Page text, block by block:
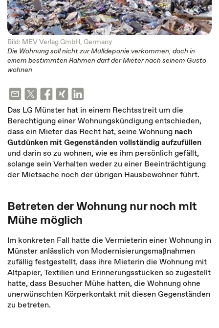
Bild: MEV Verlag GmbH, Germany
Die Wohnung soll nicht zur Mülldeponie verkommen, doch in
einem bestimmten Rahmen darf der Mieter nach seinem Gusto
wohnen
Das LG Münster hat in einem Rechtsstreit um die
Berechtigung einer Wohnungskündigung entschieden,
dass ein Mieter das Recht hat, seine Wohnung nach
Gutdünken mit Gegenständen vollständig aufzufüllen
und darin so zu wohnen, wie es ihm persönlich gefällt,
solange sein Verhalten weder zu einer Beeinträchtigung
der Mietsache noch der übrigen Hausbewohner führt.
Betreten der Wohnung nur noch mit
Mühe möglich
Im konkreten Fall hatte die Vermieterin einer Wohnung in
Münster anlässlich von Modernisierungsmaßnahmen
zufällig festgestellt, dass ihre Mieterin die Wohnung mit
Altpapier, Textilien und Erinnerungsstücken so zugestellt
hatte, dass Besucher Mühe hatten, die Wohnung ohne
unerwünschten Körperkontakt mit diesen Gegenständen
zu betreten.